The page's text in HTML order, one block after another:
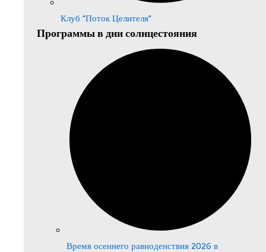
Клуб "Поток Целителя"
Программы в дни солнцестояния
Время осеннего равноденствия 2026 в